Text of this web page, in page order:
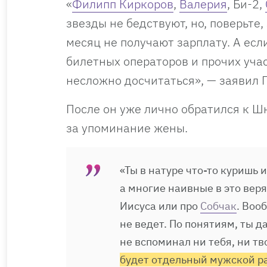
«Филипп Киркоров, Валерия, Би-2,
звезды не бедствуют, но,
месяц не получают зарплату. А
билетных операторов и прочих
несложно досчитаться», — заявил
После он уже лично обратился к
за упоминание жены.
«Ты в натуре что-то куришь
а многие наивные в это
Иисуса или про Собчак.
не ведет. По понятиям, ты
не вспоминал ни тебя, ни
будет отдельный мужской